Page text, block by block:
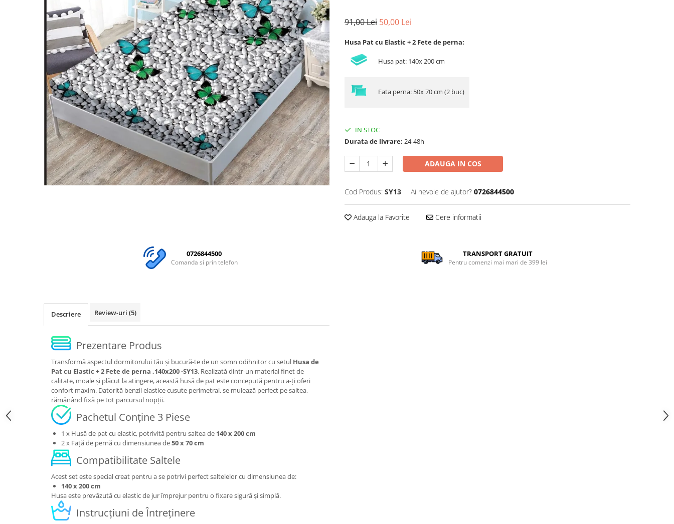
Lenjerii Creponate
Lenjerii de finet Iprimate Digital
Lenjerii de pat Bumbac 100%
Lenjerii de pat Finet + 2 Draperii
Lenjerii de pat Saten 4 piese cu
91,00 Lei 50,00 Lei
Husa Pat cu Elastic + 2 Fete de perna:
Husa pat: 140x 200 cm
Fata perna: 50x 70 cm (2 buc)
IN STOC
Durata de livrare: 24-48h
ADAUGA IN COS
Cod Produs: SY13 Ai nevoie de ajutor? 0726844500
Adauga la Favorite Cere informatii
0726844500
Comanda si prin telefon
TRANSPORT GRATUIT
Pentru comenzi mai mari de 399 lei
Descriere Review-uri (5)
Prezentare Produs
Transformă aspectul dormitorului tău și bucură-te de un somn odihnitor cu setul Husa de
Pat cu Elastic + 2 Fete de perna ,140x200 -SY13. Realizată dintr-un material finet de
calitate, moale și plăcut la atingere, această husă de pat este concepută pentru a-ți oferi
confort maxim. Datorită benzii elastice cusute perimetral, se mulează perfect pe saltea,
rămânând fixă pe tot parcursul nopții.
Pachetul Conține 3 Piese
1 x Husă de pat cu elastic, potrivită pentru saltea de 140 x 200 cm
2 x Față de pernă cu dimensiunea de50 x 70 cm
Compatibilitate Saltele
Acest set este special creat pentru a se potrivi perfect saltelelor cu dimensiunea de:
140 x 200 cm
Husa este prevăzută cu elastic de jur împrejur pentru o fixare sigură și simplă.
Instrucțiuni de Întreținere